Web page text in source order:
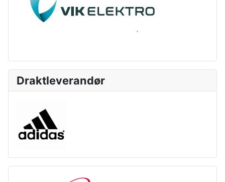
Draktleverandør